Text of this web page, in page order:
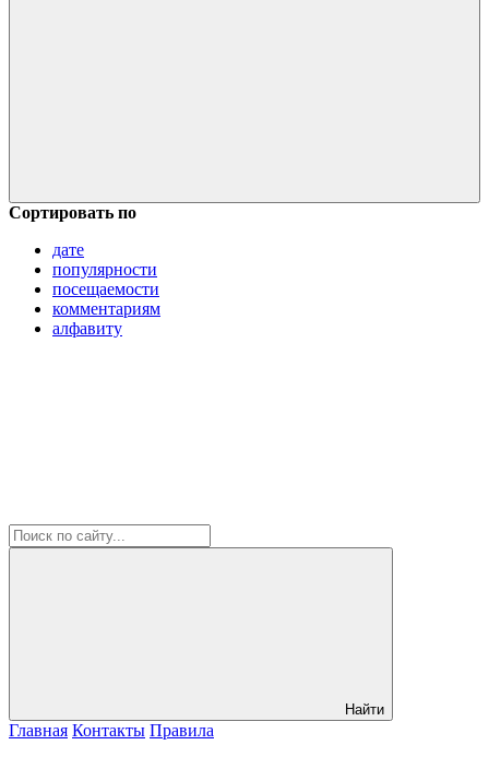
Сортировать по
дате
популярности
посещаемости
комментариям
алфавиту
Найти
Главная Контакты Правила